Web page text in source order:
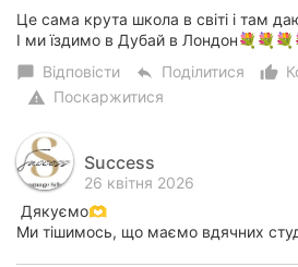
Це сама крута школа в світі і там
І ми їздимо в Дубай в
chat_bubble Відповісти reply Поділитися
warning Поскаржитися
Success
26 квітня 2026
Дякуємо🫶
Ми тішимось, що маємо вдячних